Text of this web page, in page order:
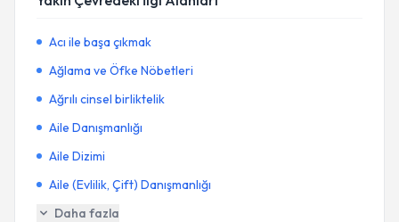
Acı ile başa çıkmak
Ağlama ve Öfke Nöbetleri
Ağrılı cinsel birliktelik
Aile Danışmanlığı
Aile Dizimi
Aile (Evlilik, Çift) Danışmanlığı
Daha fazla